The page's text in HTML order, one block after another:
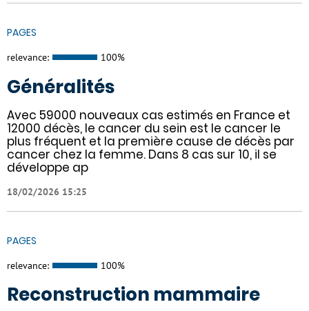
PAGES
relevance: 100%
Généralités
Avec 59000 nouveaux cas estimés en France et
12000 décès, le cancer du sein est le cancer le
plus fréquent et la première cause de décès par
cancer chez la femme. Dans 8 cas sur 10, il se
développe ap
18/02/2026 15:25
PAGES
relevance: 100%
Reconstruction mammaire